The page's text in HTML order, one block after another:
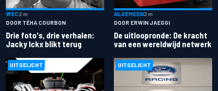
WEC2 m
DOOR TÉHA COURBON
Drie foto's, drie verhalen:
Jacky Ickx blikt terug
ALGEMEEN2 m
DOOR ERWIN JAEGGI
De uitloopronde: De kracht
van een wereldwijd netwerk
UITGELICHT UITGELICHT